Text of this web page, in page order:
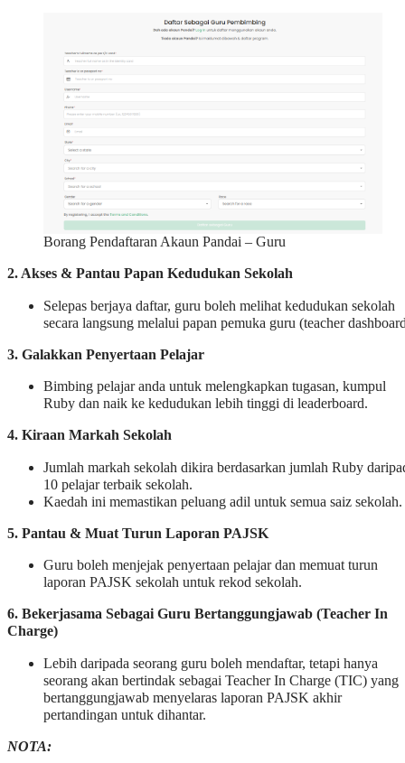
Borang Pendaftaran Akaun Pandai – Guru
2. Akses & Pantau Papan Kedudukan Sekolah
Selepas berjaya daftar, guru boleh melihat kedudukan sekolah
secara langsung melalui papan pemuka guru (teacher
3. Galakkan Penyertaan Pelajar
Bimbing pelajar anda untuk melengkapkan tugasan, kumpul
Ruby dan naik ke kedudukan lebih tinggi di leaderboard.
4. Kiraan Markah Sekolah
Jumlah markah sekolah dikira berdasarkan jumlah Ruby
10 pelajar terbaik sekolah.
Kaedah ini memastikan peluang adil untuk semua saiz sekolah.
5. Pantau & Muat Turun Laporan PAJSK
Guru boleh menjejak penyertaan pelajar dan memuat turun
laporan PAJSK sekolah untuk rekod sekolah.
6. Bekerjasama Sebagai Guru Bertanggungjawab (Teacher In
Charge)
Lebih daripada seorang guru boleh mendaftar, tetapi hanya
seorang akan bertindak sebagai Teacher In Charge (TIC) yang
bertanggungjawab menyelaras laporan PAJSK akhir
pertandingan untuk dihantar.
NOTA: